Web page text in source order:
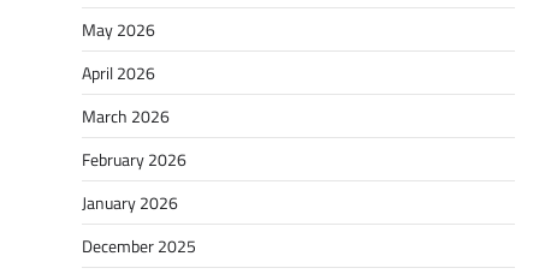
May 2026
April 2026
March 2026
February 2026
January 2026
December 2025